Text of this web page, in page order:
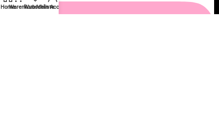
HomeWarenkorbWunschliste
Mein Account